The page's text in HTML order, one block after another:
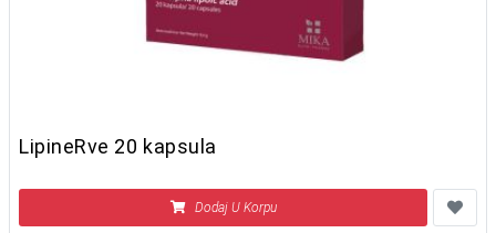
LipineRve 20 kapsula
Dodaj U Korpu